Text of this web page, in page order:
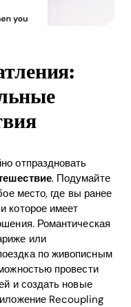
отпраздновать
. Подумайте
место, где вы ранее
которое имеет
Романтическая
или
по живописным
провести
и создать новые
Recoupling